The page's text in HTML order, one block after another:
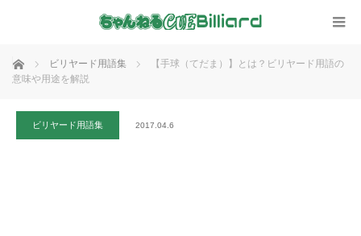
ホーム ビリヤード用語集
【手球（てだま）】とは？ビリヤード用語の
意味や用途を解説
ビリヤード用語集 2017.04.6